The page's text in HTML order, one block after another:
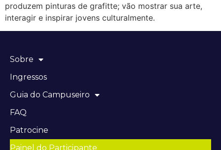
produzem pinturas de grafitte; vão mostrar sua arte,
interagir e inspirar jovens culturalmente.
Sobre
Ingressos
Guia do Campuseiro
FAQ
Patrocine
Painel do Participante